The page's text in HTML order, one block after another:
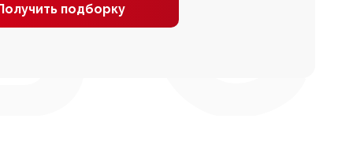
подборку